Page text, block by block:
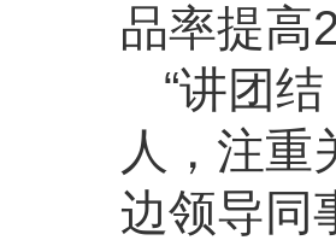
品率提高
“讲团
人，注重
边领导同